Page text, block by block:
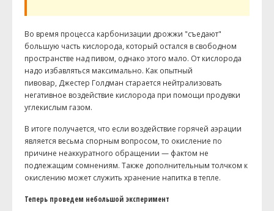
Во время процесса карбонизации дрожжи "съедают"
большую часть кислорода, который остался в свободном
пространстве над пивом, однако этого мало. От кислорода
надо избавляться максимально. Как опытный
пивовар, Джестер Голдман старается нейтрализовать
негативное воздействие кислорода при помощи продувки
углекислым газом.
В итоге получается, что если воздействие горячей аэрации
является весьма спорным вопросом, то окисление по
причине неаккуратного обращении — фактом не
подлежащим сомнениям. Также дополнительным толчком к
окислению может служить хранение напитка в тепле.
Теперь проведем небольшой эксперимент